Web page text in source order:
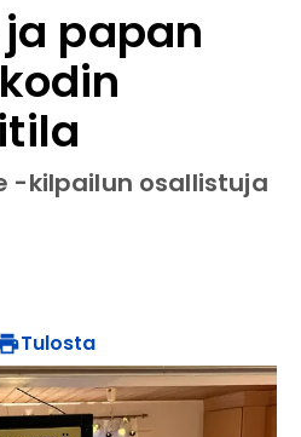
papan
-kilpailun osallistuja
Tulosta